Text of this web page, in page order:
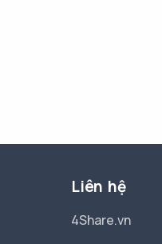
Liên hệ
4Share.vn